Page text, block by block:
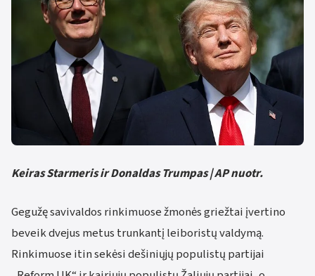
Keiras Starmeris ir Donaldas Trumpas | AP nuotr.
Gegužę savivaldos rinkimuose žmonės griežtai įvertino
beveik dvejus metus trunkantį leiboristų valdymą.
Rinkimuose itin sekėsi dešiniųjų populistų partijai